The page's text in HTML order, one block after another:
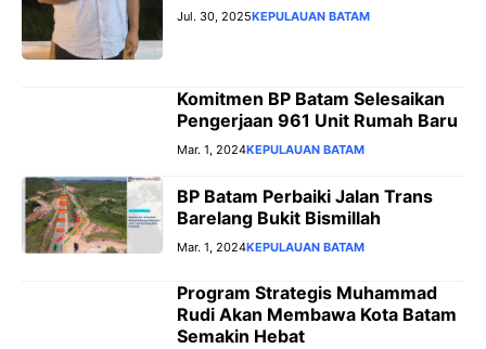
Jul. 30, 2025KEPULAUAN BATAM
Komitmen BP Batam Selesaikan
Pengerjaan 961 Unit Rumah Baru
Mar. 1, 2024KEPULAUAN BATAM
BP Batam Perbaiki Jalan Trans
Barelang Bukit Bismillah
Mar. 1, 2024KEPULAUAN BATAM
Program Strategis Muhammad
Rudi Akan Membawa Kota Batam
Semakin Hebat